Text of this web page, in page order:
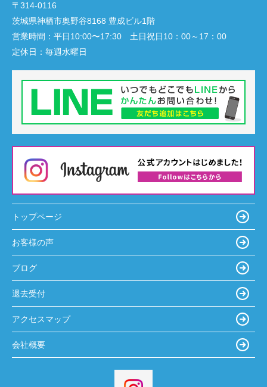
〒314-0116
茨城県神栖市奥野谷8168 豊成ビル1階
営業時間： 平日10:00〜17:30 土日祝日10：00～17：00
定休日： 毎週水曜日
トップページ
お客様の声
ブログ
退去受付
アクセスマップ
会社概要